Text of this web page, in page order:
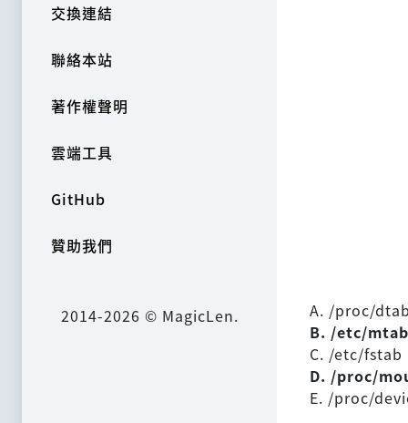
交換連結
聯絡本站
著作權聲明
雲端工具
GitHub
贊助我們
2014-2026 © MagicLen.
A. /proc/dtab
B. /etc/mtab
C. /etc/fstab
D. /proc/
E. /proc/